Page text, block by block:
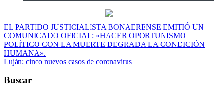
Navegación
de
entradas
EL PARTIDO JUSTICIALISTA BONAERENSE EMITIÓ UN
COMUNICADO OFICIAL: «HACER OPORTUNISMO
POLÍTICO CON LA MUERTE DEGRADA LA CONDICIÓN
HUMANA».
Luján: cinco nuevos casos de coronavirus
Buscar